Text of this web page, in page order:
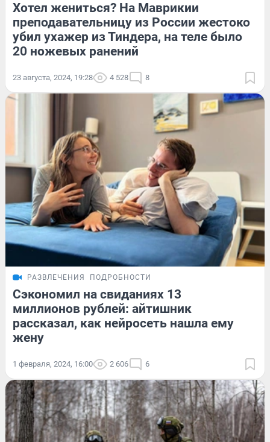
Хотел жениться? На Маврикии
преподавательницу из России жестоко
убил ухажер из Тиндера, на теле было
20 ножевых ранений
23 августа, 2024, 19:28 4 528 8
РАЗВЛЕЧЕНИЯ ПОДРОБНОСТИ
Сэкономил на свиданиях 13
миллионов рублей: айтишник
рассказал, как нейросеть нашла ему
жену
1 февраля, 2024, 16:00 2 606 6